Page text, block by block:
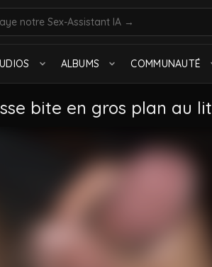
ALBUMS COMMUNAUTÉ
bite en gros plan au lit